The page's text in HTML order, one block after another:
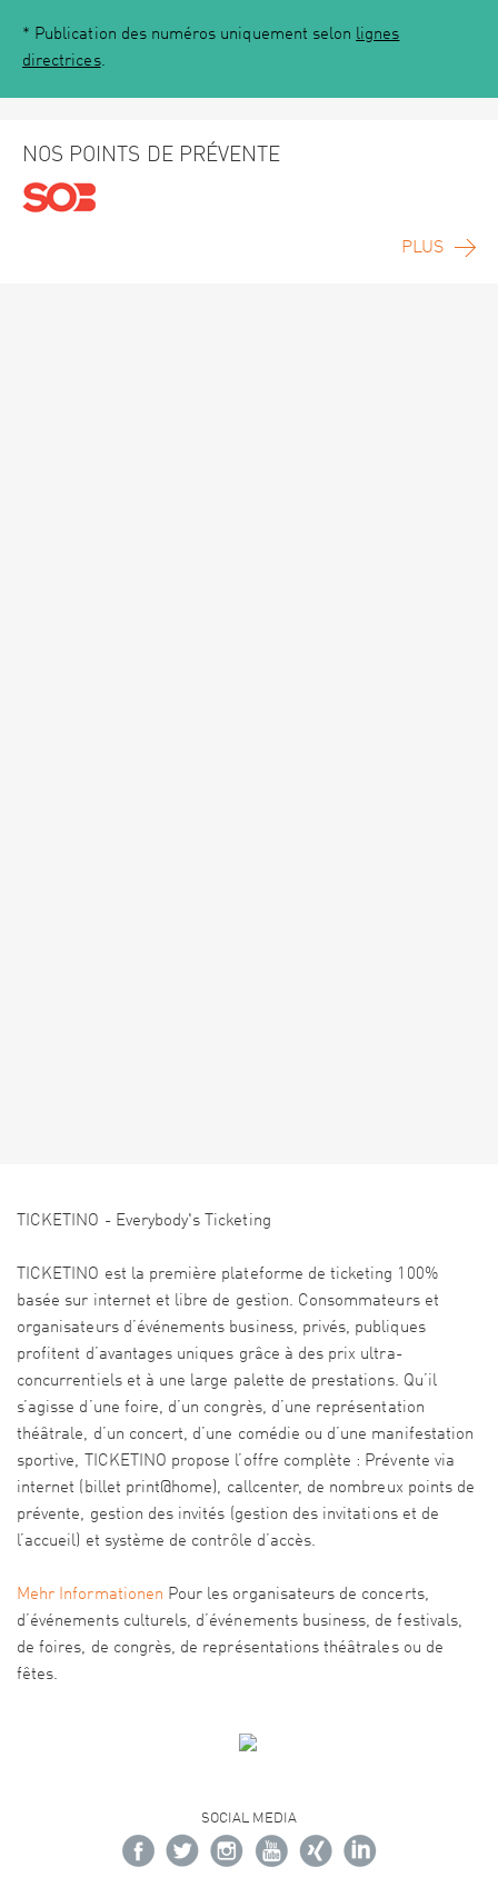
* Publication des numéros uniquement selon lignes
directrices.
NOS POINTS DE PRÉVENTE
PLUS
TICKETINO - Everybody's Ticketing
TICKETINO est la première plateforme de ticketing 100%
basée sur internet et libre de gestion. Consommateurs et
organisateurs d’événements business, privés, publiques
profitent d’avantages uniques grâce à des prix ultra-
concurrentiels et à une large palette de prestations. Qu’il
s’agisse d’une foire, d’un congrès, d’une représentation
théâtrale, d’un concert, d’une comédie ou d’une manifestation
sportive, TICKETINO propose l’offre complète : Prévente via
internet (billet print@home), callcenter, de nombreux points de
prévente, gestion des invités (gestion des invitations et de
l’accueil) et système de contrôle d’accès.
Mehr Informationen Pour les organisateurs de concerts,
d’événements culturels, d’événements business, de festivals,
de foires, de congrès, de représentations théâtrales ou de
fêtes.
SOCIAL MEDIA